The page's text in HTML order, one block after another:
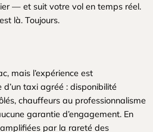
— et suit votre vol en temps réel.
là. Toujours.
mais l’expérience est
taxi agréé : disponibilité
chauffeurs au professionnalisme
garantie d’engagement. En
par la rareté des